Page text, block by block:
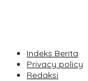
Indeks Berita
Privacy policy
Redaksi